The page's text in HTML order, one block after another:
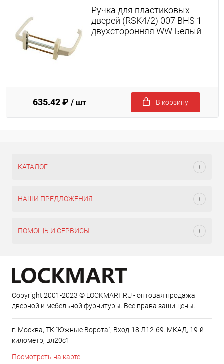
Ручка для пластиковых
дверей (RSK4/2) 007 BHS 1
двухсторонняя WW Белый
635.42 ₽ / шт В корзину
КАТАЛОГ
НАШИ ПРЕДЛОЖЕНИЯ
ПОМОЩЬ И СЕРВИСЫ
Copyright 2001-2023 © LOCKMART.RU - оптовая продажа
дверной и мебельной фурнитуры. Все права защищены.
г. Москва, ТК "Южные Ворота", Вход-18 Л12-69. МКАД, 19-й
километр, вл20с1
Посмотреть на карте